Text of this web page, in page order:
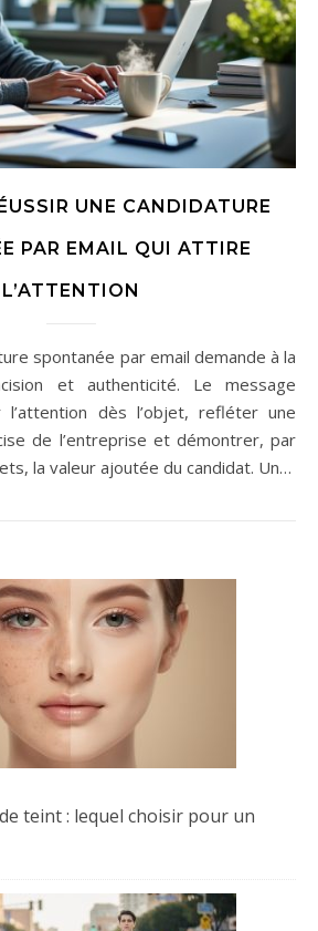
UNE CANDIDATURE
PAR EMAIL QUI ATTIRE
L’ATTENTION
et authenticité. Le message
dès l’objet, refléter une
de l’entreprise et démontrer, par
la valeur ajoutée du candidat. Un…
teint : lequel choisir pour un